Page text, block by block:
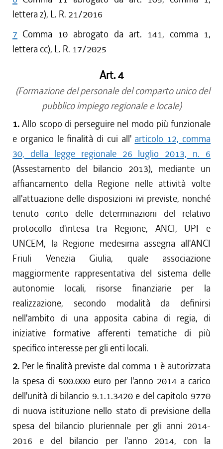
lettera z), L. R. 21/2016
7 Comma 10 abrogato da art. 141, comma 1,
lettera cc), L. R. 17/2025
Art. 4
(Formazione del personale del comparto unico del
pubblico impiego regionale e locale)
1.Allo scopo di perseguire nel modo più funzionale
e organico le finalità di cui all' articolo 12, comma
30, della legge regionale 26 luglio 2013, n. 6
(Assestamento del bilancio 2013), mediante un
affiancamento della Regione nelle attività volte
all'attuazione delle disposizioni ivi previste, nonché
tenuto conto delle determinazioni del relativo
protocollo d'intesa tra Regione, ANCI, UPI e
UNCEM, la Regione medesima assegna all'ANCI
Friuli Venezia Giulia, quale associazione
maggiormente rappresentativa del sistema delle
autonomie locali, risorse finanziarie per la
realizzazione, secondo modalità da definirsi
nell'ambito di una apposita cabina di regia, di
iniziative formative afferenti tematiche di più
specifico interesse per gli enti locali.
2. Per le finalità previste dal comma 1 è autorizzata
la spesa di 500.000 euro per l'anno 2014 a carico
dell'unità di bilancio 9.1.1.3420 e del capitolo 9770
di nuova istituzione nello stato di previsione della
spesa del bilancio pluriennale per gli anni 2014-
2016 e del bilancio per l'anno 2014, con la